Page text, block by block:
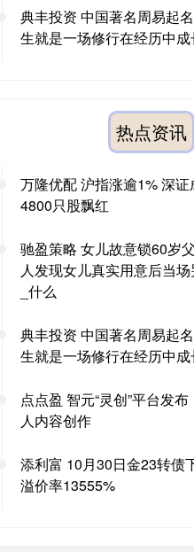
典丰投资 中国著名周易起
生就是一场修行在经历中成
热点资讯
万隆优配 沪指涨逾1% 深
4800只股飘红
驰盈策略 女儿故意锁60岁
人发现女儿真实用意后当
_什么
典丰投资 中国著名周易起
生就是一场修行在经历中成
点点盈 智元“灵创”平台发
人内容创作
添利富 10月30日金23转债
溢价率13555%